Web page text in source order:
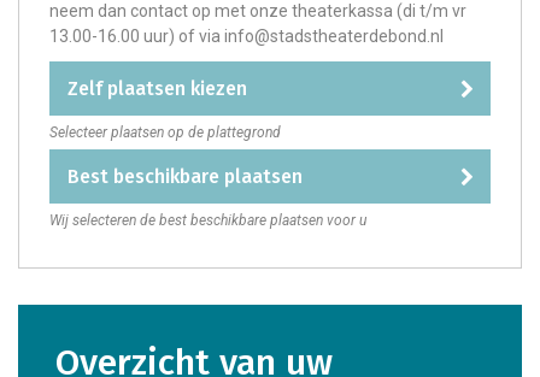
neem dan contact op met onze theaterkassa (di t/m vr
13.00-16.00 uur) of via info@stadstheaterdebond.nl
zelf plaatsen kiezen
Selecteer plaatsen op de plattegrond
best beschikbare plaatsen
Wij selecteren de best beschikbare plaatsen voor u
overzicht van uw